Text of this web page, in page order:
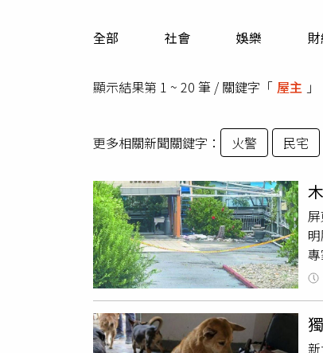
全部 社會 娛樂
顯示結果第 1 ~ 20 筆 / 關鍵字「 屋主 」
更多相關新聞關鍵字： 火警 民宅